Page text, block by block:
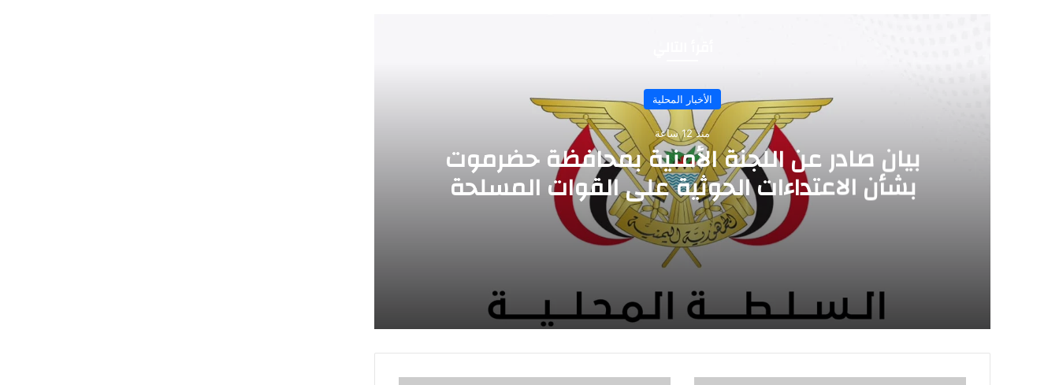
الأخبار المحلية
منذ 12 ساعة
بيان صادر عن اللجنة الأمنية بمحافظة حضرموت
بشأن الاعتداءات الحوثية على القوات المسلحة
بيان صادر عن اللجنة الأمنية بمحافظة حضرموت بشأن الاعتداءات الحوثية على القوات المسلحة